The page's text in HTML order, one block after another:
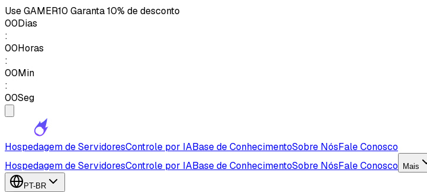
UseGAMER10 Garanta 10% de desconto
00Dias
:
00Horas
:
00Min
:
00Seg
Hospedagem de ServidoresControle por IABase de ConhecimentoSobre NósFale Conosco
Hospedagem de ServidoresControle por IABase de ConhecimentoSobre NósFale Conosco Mais
PT-BR